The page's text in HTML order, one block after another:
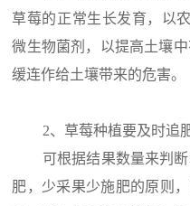
草莓的正常生长发育，以
微生物菌剂，以提高土壤
缓连作给土壤带来的危害。
2、草莓种植要及时追
可根据结果数量来判
肥，少采果少施肥的原则